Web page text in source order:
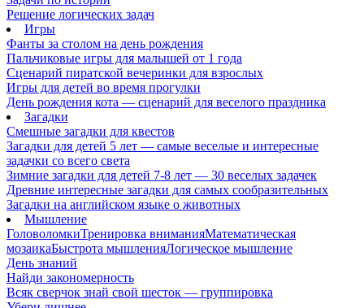
Решение логических задач
Игры
Фанты за столом на день рождения
Пальчиковые игры для малышей от 1 года
Сценарий пиратской вечеринки для взрослых
Игры для детей во время прогулки
День рождения кота — сценарий для веселого праздника
Загадки
Смешные загадки для квестов
Загадки для детей 5 лет — самые веселые и интересные
задачки со всего света
Зимние загадки для детей 7-8 лет — 30 веселых задачек
Древние интересные загадки для самых сообразительных
Загадки на английском языке о животных
Мышление
ГоловоломкиТренировка вниманияМатематическая
мозаикаБыстрота мышленияЛогическое мышление
День знаний
Найди закономерность
Всяк сверчок знай свой шесток — группировка